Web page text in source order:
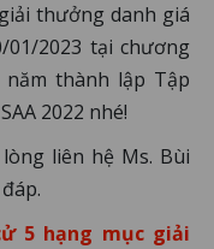
thưởng danh giá
01/2023 tại chương
thành lập Tập
2022 nhé!
liên hệ Ms. Bùi
5 hạng mục giải